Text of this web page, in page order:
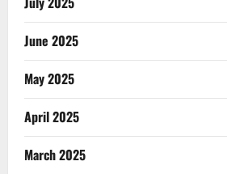
June 2025
May 2025
April 2025
March 2025